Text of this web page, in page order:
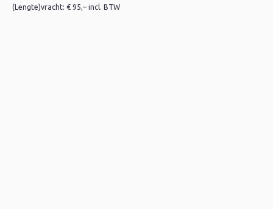
(Lengte)vracht: € 95,– incl. BTW